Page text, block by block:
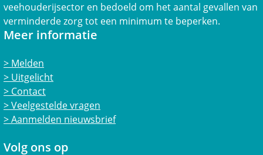
veehouderijsector en bedoeld om het aantal gevallen van
verminderde zorg tot een minimum te beperken.
Meer informatie
Melden
Uitgelicht
Contact
Veelgestelde vragen
Aanmelden nieuwsbrief
Volg ons op